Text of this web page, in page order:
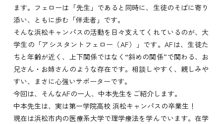
ます。フェローは「先生」であると同時に、生徒のそばに寄り
添い、ともに歩む「伴走者」です。
そんな浜松キャンパスの活動を日々支えてくれているのが、大
学生の「アシスタントフェロー（AF）」です。AFは、生徒た
ちと年齢が近く、上下関係ではなく“斜めの関係”で関わる、お
兄さん・お姉さんのような存在です。相談しやすく、親しみや
すい、まさに心強いサポーターです。
今回は、そんなAFの一人、中本先生をご紹介します。
中本先生は、実は第一学院高校 浜松キャンパスの卒業生！
現在は浜松市内の医療系大学で理学療法を学んでいます。在学